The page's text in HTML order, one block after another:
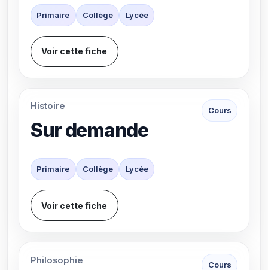
Primaire Collège Lycée
Voir cette fiche
Histoire
Sur demande
Cours
Primaire Collège Lycée
Voir cette fiche
Philosophie Cours